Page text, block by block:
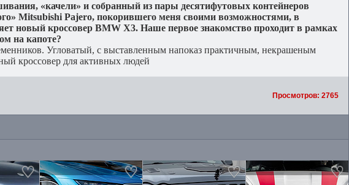
«качели» и собранный из пары десятифутовых контейнеров
Mitsubishi Pajero, покорившего меня своими возможностями, в
новый кроссовер BMW X3. Наше первое знакомство проходит в рамках
на капоте?
Угловатый, с выставленным напоказ практичным, некрашеным
кроссовер для активных людей
Просмотров: 2765